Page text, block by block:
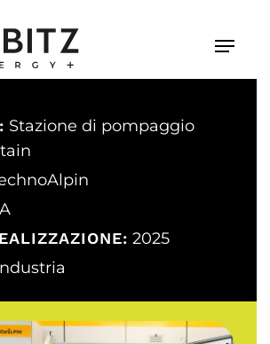
Menu
Stazione di pompaggio
2025